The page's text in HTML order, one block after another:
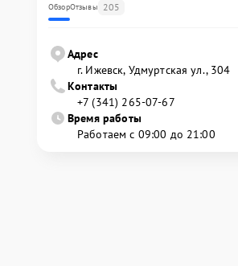
ОбзорОтзывы 205
Адрес
г. Ижевск, Удмуртская ул., 304
Контакты
+7 (341) 265-07-67
Время работы
Работаем с 09:00 до 21:00